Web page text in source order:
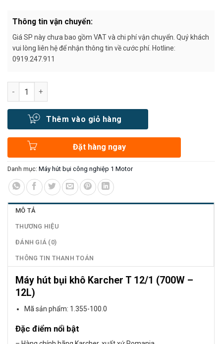
Thông tin vận chuyển:
Giá SP này chưa bao gồm VAT và chi phí vận chuyển. Quý khách
vui lòng liên hệ để nhận thông tin về cước phí. Hotline:
0919.247.911
Số lượng
Thêm vào giỏ hàng
Đặt hàng ngay
Danh mục: Máy hút bụi công nghiệp 1 Motor
MÔ TẢ
THƯƠNG HIỆU
ĐÁNH GIÁ (0)
THÔNG TIN THANH TOÁN
Máy hút bụi khô Karcher T 12/1 (700W –
12L)
Mã sản phẩm: 1.355-100.0
Đặc điểm nổi bật